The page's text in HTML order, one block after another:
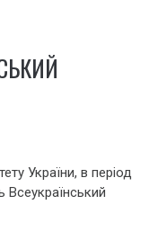
України, в період
Всеукраїнський